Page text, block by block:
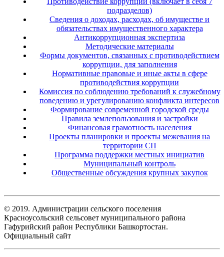
подразделов)
Сведения о доходах, расходах, об имуществе и
обязательствах имущественного характера
Антикоррупционная экспертиза
Методические материалы
Формы документов, связанных с противодействием
коррупции, для заполнения
Нормативные правовые и иные акты в сфере
противодействия коррупции
Комиссия по соблюдению требований к служебному
поведению и урегулированию конфликта интересов
Формирование современной городской среды
Правила землепользования и застройки
Финансовая грамотность населения
Проекты планировки и проекты межевания на
территории СП
Программа поддержки местных инициатив
Муниципальный контроль
Общественные обсуждения крупных закупок
© 2019. Администрации сельского поселения
Красноусольский сельсовет муниципального района
Гафурийский район Республики Башкортостан.
Официальный сайт